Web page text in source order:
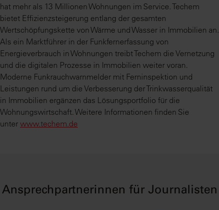
hat mehr als 13 Millionen Wohnungen im Service. Techem
bietet Effizienzsteigerung entlang der gesamten
Wertschöpfungskette von Wärme und Wasser in Immobilien an.
Als ein Marktführer in der Funkfernerfassung von
Energieverbrauch in Wohnungen treibt Techem die Vernetzung
und die digitalen Prozesse in Immobilien weiter voran.
Moderne Funkrauchwarnmelder mit Ferninspektion und
Leistungen rund um die Verbesserung der Trinkwasserqualität
in Immobilien ergänzen das Lösungsportfolio für die
Wohnungswirtschaft. Weitere Informationen finden Sie
unter www.techem.de
Ansprechpartnerinnen für Journalisten